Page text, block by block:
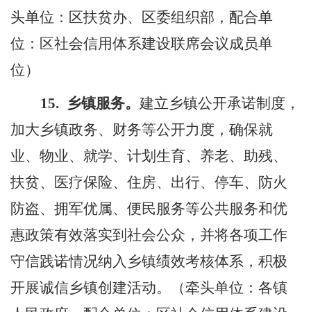
头单位：区扶贫办、区委组织部，配合单
位：区社会信用体系建设联席会议成员单
位）
15. 乡镇服务。 建立乡镇公开承诺制度，
加大乡镇政务、财务等公开力度，确保就
业、物业、就学、计划生育、养老、助残、
扶贫、医疗保险、住房、出行、停车、防火
防盗、拥军优属、便民服务等公共服务和优
惠政策有效落实到社会公众，并将各项工作
守信践诺情况纳入乡镇绩效考核体系，积极
开展诚信乡镇创建活动。（牵头单位：各镇